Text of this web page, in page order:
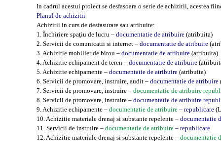
In cadrul acestui proiect se desfasoara o serie de achizitii, acestea
Planul de achizitii
Achizitii in curs de desfasurare sau atribuite:
1. Închiriere spaţiu de lucru – documentatie de atribuire (atribuita)
2. Servicii de comunicatii si internet – documentatie de atribuire
3. Achizitie mobilier de birou – documentatie de atribuire (atribuita)
4. Achizitie echipament de teren – documentatie de atribuire
5. Achizitie echipamente – documentatie de atribuire (atribuita)
6. Servicii de promovare, instruire, audit – documentatie de atribuire
7. Servicii de promovare, instruire – documentatie de atribuire
8. Servicii de promovare, instruire – documentatie de atribuire
9. Achizitie echipamente – documentatie de atribuire – republicare
10. Achizitie materiale drenaj si substante repelente – documentatie
11. Servicii de instruire – documentatie de atribuire – republicare
12. Achizitie materiale drenaj si substante repelente – documentatie